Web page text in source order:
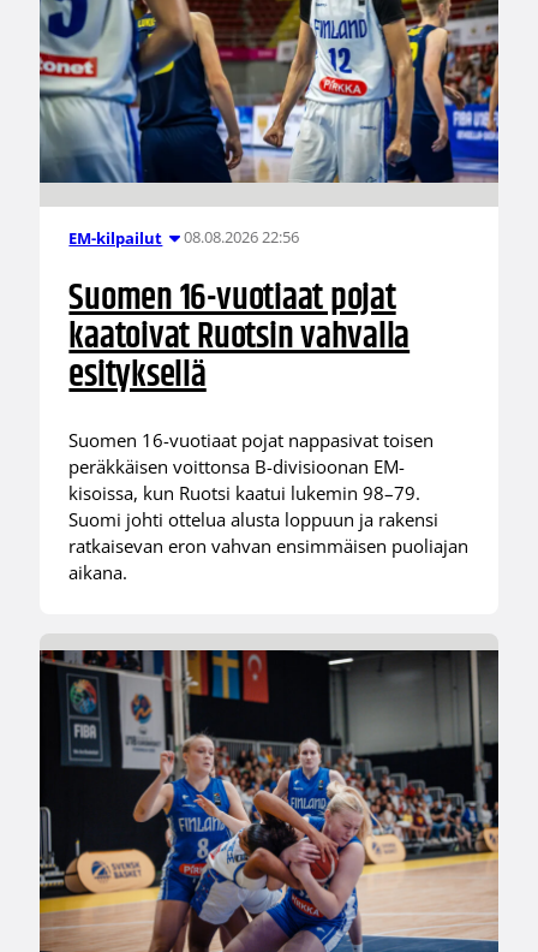
EM-kilpailut 08.08.2026 22:56
Suomen 16-vuotiaat pojat
kaatoivat Ruotsin vahvalla
esityksellä
Suomen 16-vuotiaat pojat nappasivat toisen
peräkkäisen voittonsa B-divisioonan EM-
kisoissa, kun Ruotsi kaatui lukemin 98–79.
Suomi johti ottelua alusta loppuun ja rakensi
ratkaisevan eron vahvan ensimmäisen puoliajan
aikana.